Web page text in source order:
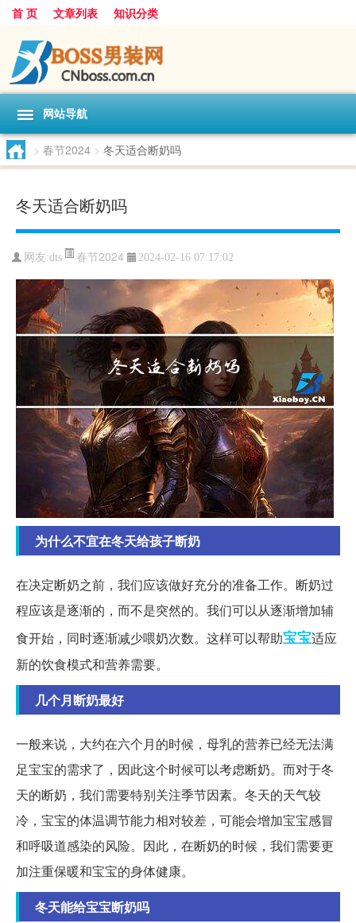
首 页 文章列表 知识分类
网站导航
> 春节2024 > 冬天适合断奶吗
冬天适合断奶吗
网友:dts 春节2024 2024-02-16 07:17:02
为什么不宜在冬天给孩子断奶
在决定断奶之前，我们应该做好充分的准备工作。断奶过
程应该是逐渐的，而不是突然的。我们可以从逐渐增加辅
食开始，同时逐渐减少喂奶次数。这样可以帮助宝宝适应
新的饮食模式和营养需要。
几个月断奶最好
一般来说，大约在六个月的时候，母乳的营养已经无法满
足宝宝的需求了，因此这个时候可以考虑断奶。而对于冬
天的断奶，我们需要特别关注季节因素。冬天的天气较
冷，宝宝的体温调节能力相对较差，可能会增加宝宝感冒
和呼吸道感染的风险。因此，在断奶的时候，我们需要更
加注重保暖和宝宝的身体健康。
冬天能给宝宝断奶吗